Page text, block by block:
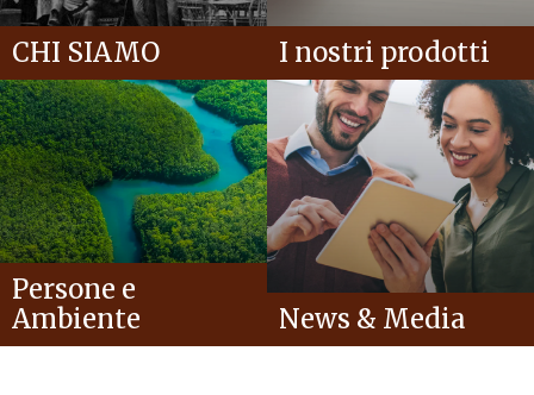
CHI SIAMO I nostri prodotti
Persone e
Ambiente
News & Media